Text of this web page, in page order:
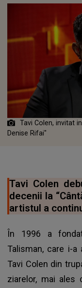
Tavi Colen, invitat
Denise Rifai"
Tavi Colen
decenii la
artistul a
În 1996 a
Talisman, care i-a
Tavi Colen din
ziarelor, mai